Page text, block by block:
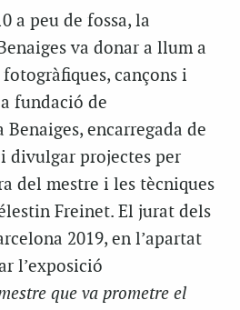
a peu de fossa, la
va donar a llum a
cançons i
fundació de
Benaiges, encarregada de
divulgar projectes per
del mestre i les tècniques
Freinet. El jurat dels
2019, en l’apartat
l’exposició
que va prometre el